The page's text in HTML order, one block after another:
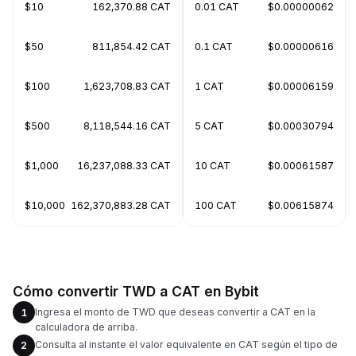
$10 162,370.88 CAT
$50 811,854.42 CAT
$100 1,623,708.83 CAT
$500 8,118,544.16 CAT
$1,000 16,237,088.33 CAT
$10,000 162,370,883.28 CAT
0.01 CAT $0.00000062
0.1 CAT $0.00000616
1 CAT $0.00006159
5 CAT $0.00030794
10 CAT $0.00061587
100 CAT $0.00615874
Cómo convertir TWD a CAT en Bybit
1
Ingresa el monto de TWD que deseas convertir a CAT en la
calculadora de arriba.
2
Consulta al instante el valor equivalente en CAT según el tipo de